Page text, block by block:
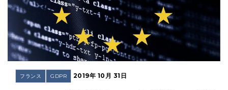
フランス GDPR 2019年 10月 31日